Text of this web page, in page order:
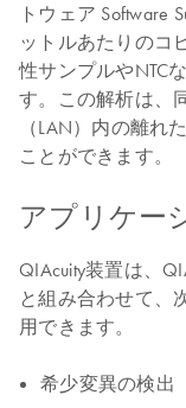
トウェア Software
ットルあたりのコ
性サンプルやNTC
す。この解析は、
（LAN）内の離れ
ことができます。
アプリケー
QIAcuity装置は、
と組み合わせて、
用できます。
希少変異の検出